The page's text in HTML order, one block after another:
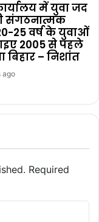
में युवा जद
संगठनात्मक
25 वर्ष के युवाओं
2005 से पहले
बिहार – निशांत
ago
Required